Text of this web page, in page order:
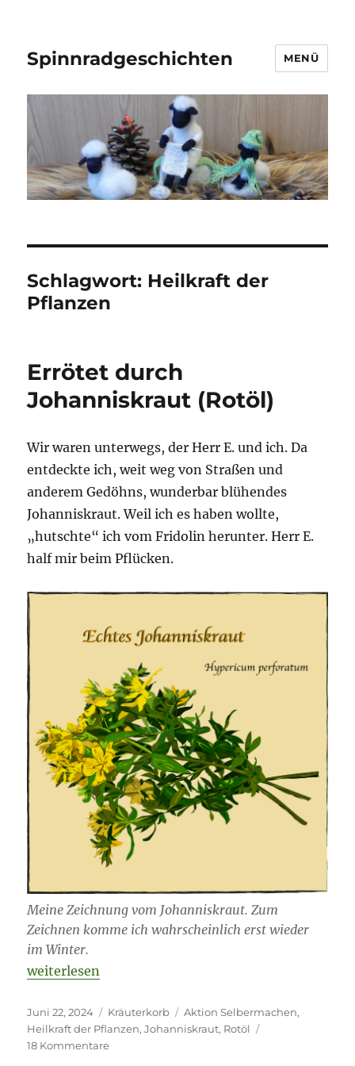
Spinnradgeschichten MENÜ
Schlagwort: Heilkraft der
Pflanzen
Errötet durch
Johanniskraut (Rotöl)
Wir waren unterwegs, der Herr E. und ich. Da
entdeckte ich, weit weg von Straßen und
anderem Gedöhns, wunderbar blühendes
Johanniskraut. Weil ich es haben wollte,
„hutschte“ ich vom Fridolin herunter. Herr E.
half mir beim Pflücken.
Meine Zeichnung vom Johanniskraut. Zum
Zeichnen komme ich wahrscheinlich erst wieder
im Winter.
„Errötet durch Johanniskraut (Rotöl)“
weiterlesen
Veröffentlicht
am
Juni 22, 2024 Kategorien
Kräuterkorb Schlagwörter
Aktion Selbermachen,
Heilkraft der Pflanzen,Johanniskraut, Rotöl
18 Kommentarezu